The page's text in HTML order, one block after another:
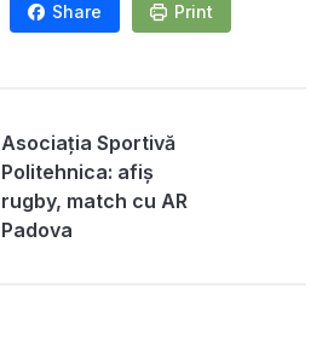
Share Print
Asociația Sportivă
Politehnica: afiș
rugby, match cu AR
Padova